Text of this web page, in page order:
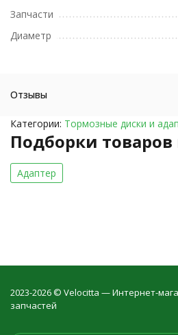
Запчасти
Диаметр
Отзывы
Категории: Тормозные диски и
Подборки товаров
Адаптер
2023-2026 © Velocitta — Интернет-
запчастей